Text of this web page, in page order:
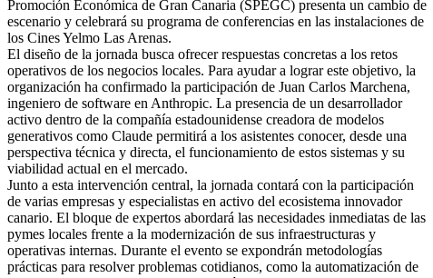
Promoción Económica de Gran Canaria (SPEGC) presenta un cambio de
escenario y celebrará su programa de conferencias en las instalaciones de
los Cines Yelmo Las Arenas.
El diseño de la jornada busca ofrecer respuestas concretas a los retos
operativos de los negocios locales. Para ayudar a lograr este objetivo, la
organización ha confirmado la participación de Juan Carlos Marchena,
ingeniero de software en Anthropic. La presencia de un desarrollador
activo dentro de la compañía estadounidense creadora de modelos
generativos como Claude permitirá a los asistentes conocer, desde una
perspectiva técnica y directa, el funcionamiento de estos sistemas y su
viabilidad actual en el mercado.
Junto a esta intervención central, la jornada contará con la participación
de varias empresas y especialistas en activo del ecosistema innovador
canario. El bloque de expertos abordará las necesidades inmediatas de las
pymes locales frente a la modernización de sus infraestructuras y
operativas internas. Durante el evento se expondrán metodologías
prácticas para resolver problemas cotidianos, como la automatización de